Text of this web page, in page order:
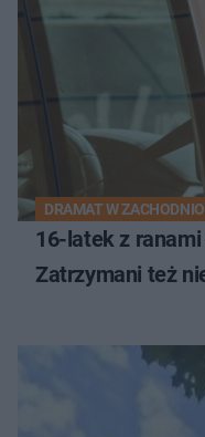
DRAMAT W
16-latek z
Zatrzymani też